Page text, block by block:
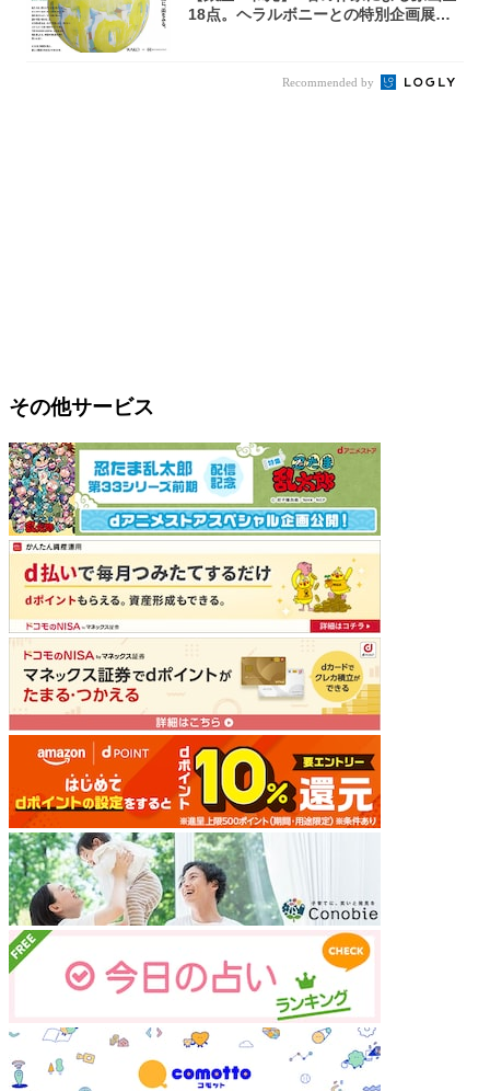
18点。ヘラルボニーとの特別企画展「G
Recommended by
その他サービス